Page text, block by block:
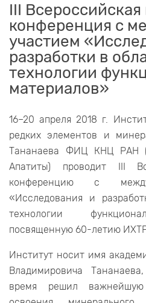
III Всероссийская
конференция с
участием
разработки в
технологии
материалов»
16–20 апреля 2018 г.
редких элементов и
Тананаева ФИЦ КНЦ РАН
Апатиты) проводит III
конференцию с
«Исследования и
технологии
посвященную 60-летию
Институт носит имя
Владимировича
время решил важнейшую